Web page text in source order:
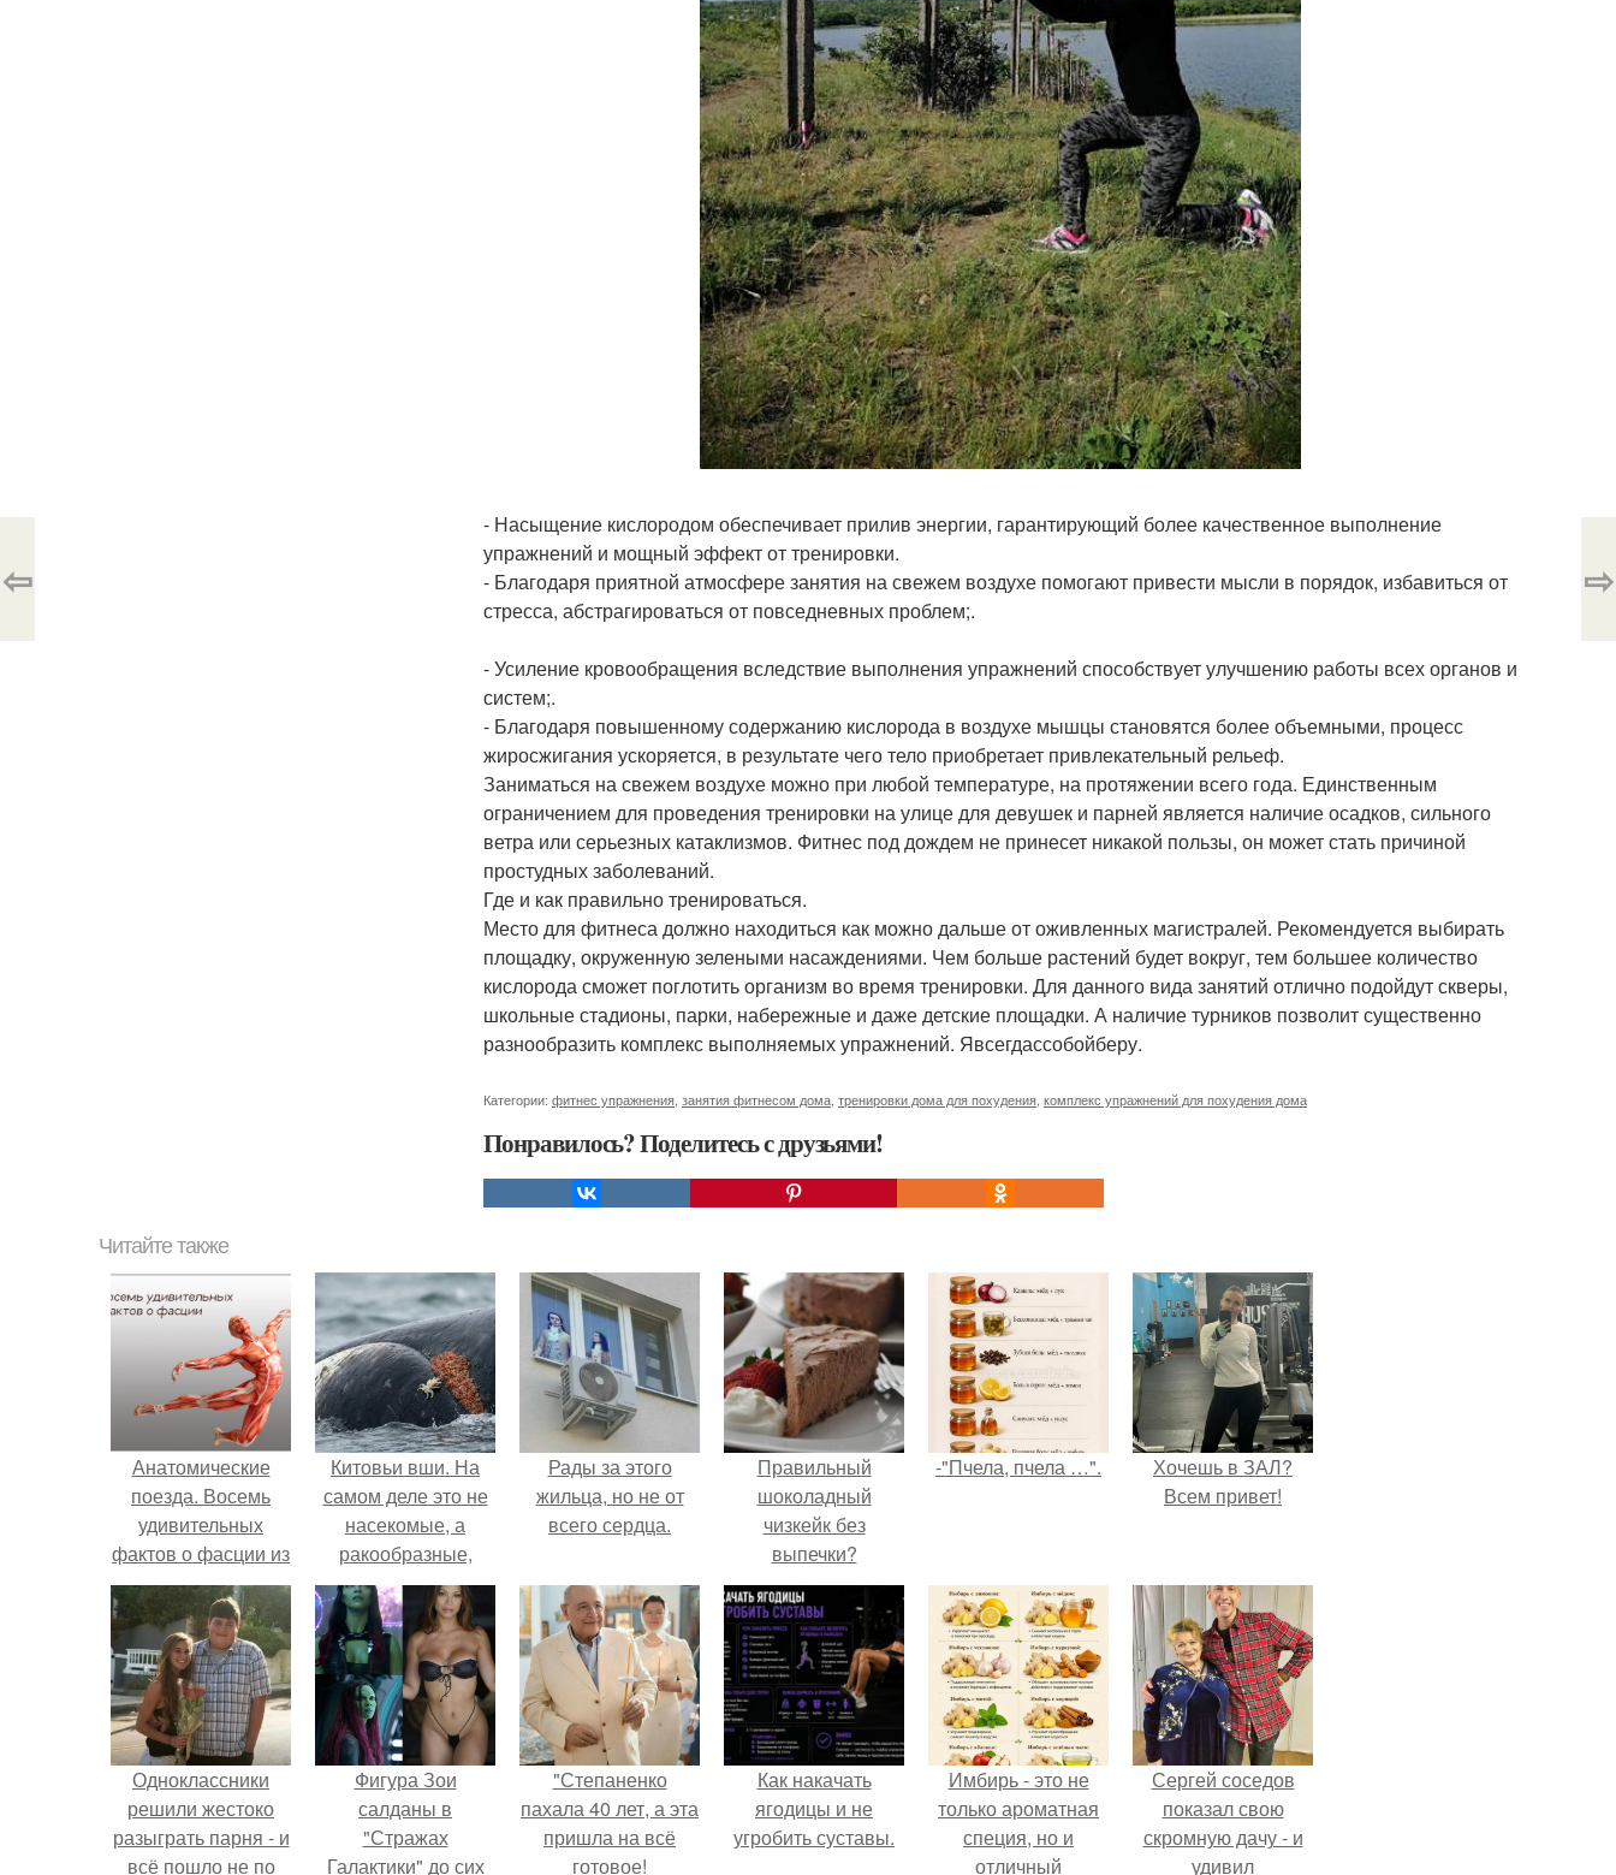
- Насыщение кислородом обеспечивает прилив энергии, гарантирующий более качественное выполнение
упражнений и мощный эффект от тренировки.
- Благодаря приятной атмосфере занятия на свежем воздухе помогают привести мысли в порядок, избавиться от
стресса, абстрагироваться от повседневных проблем;.
- Усиление кровообращения вследствие выполнения упражнений способствует улучшению работы всех органов и
систем;.
- Благодаря повышенному содержанию кислорода в воздухе мышцы становятся более объемными, процесс
жиросжигания ускоряется, в результате чего тело приобретает привлекательный рельеф.
Заниматься на свежем воздухе можно при любой температуре, на протяжении всего года. Единственным
ограничением для проведения тренировки на улице для девушек и парней является наличие осадков, сильного
ветра или серьезных катаклизмов. Фитнес под дождем не принесет никакой пользы, он может стать причиной
простудных заболеваний.
Где и как правильно тренироваться.
Место для фитнеса должно находиться как можно дальше от оживленных магистралей. Рекомендуется выбирать
площадку, окруженную зелеными насаждениями. Чем больше растений будет вокруг, тем большее количество
кислорода сможет поглотить организм во время тренировки. Для данного вида занятий отлично подойдут скверы,
школьные стадионы, парки, набережные и даже детские площадки. А наличие турников позволит существенно
разнообразить комплекс выполняемых упражнений. Явсегдассобойберу.
Категории: фитнес упражнения занятия фитнесом дома тренировки дома для похудения комплекс упражнений для похудения дома
Понравилось? Поделитесь с друзьями!
⇦ ⇨
Читайте также
Анатомические
поезда. Восемь
удивительных
фактов о фасции из
книги Томаса
майерса
"Анатомические
Поезда".
Китовьи вши. На
самом деле это не
насекомые, а
ракообразные,
относящиеся к
бокоплавам.
Рады за этого
жильца, но не от
всего сердца.
Правильный
шоколадный
чизкейк без
выпечки?
-"Пчела, пчела …".
Хочешь в ЗАЛ?
Всем привет!
Одноклассники
решили жестоко
разыграть парня - и
всё пошло не по
Фигура Зои
салданы в
"Стражах
Галактики" до сих
"Степаненко
пахала 40 лет, а эта
пришла на всё
готовое!
Как накачать
ягодицы и не
угробить суставы.
Имбирь - это не
только ароматная
специя, но и
отличный
Сергей соседов
показал свою
скромную дачу - и
удивил